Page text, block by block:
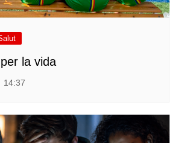
la vida
14:37